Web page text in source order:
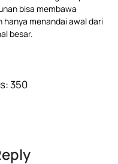
bisa membawa
hanya menandai awal dari
besar.
350